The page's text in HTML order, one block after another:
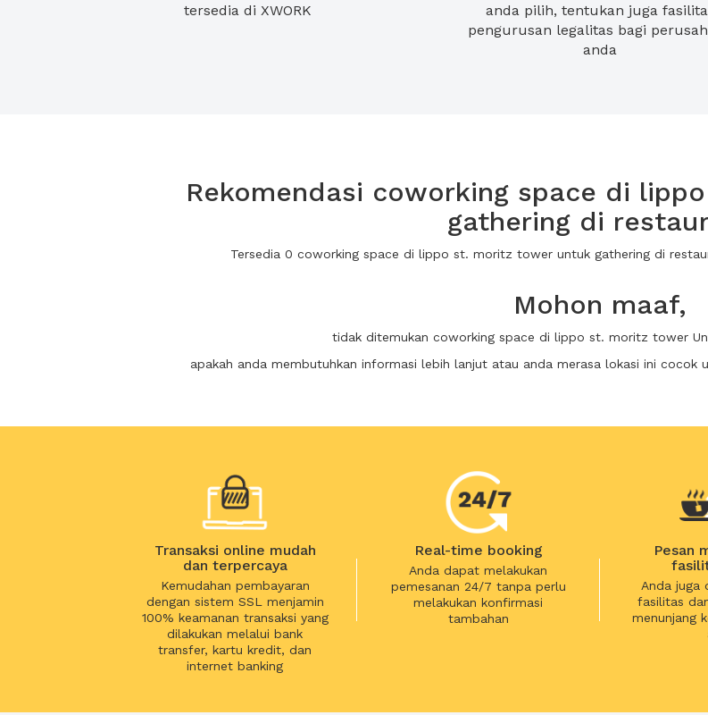
tersedia di XWORK
anda pilih, tentukan juga
pengurusan legalitas bagi
anda
Rekomendasi coworking space di
gathering di
Tersedia 0 coworking space di lippo st. moritz tower untuk gathering di
Mohon maaf,
tidak ditemukan coworking space di lippo st. moritz tower
apakah anda membutuhkan informasi lebih lanjut atau anda merasa lokasi ini cocok
Transaksi online mudah
dan terpercaya
Kemudahan pembayaran
dengan sistem SSL menjamin
100% keamanan transaksi yang
dilakukan melalui bank
transfer, kartu kredit, dan
internet banking
Real-time booking
Anda dapat melakukan
pemesanan 24/7 tanpa perlu
melakukan konfirmasi
tambahan
Pesan
Anda juga
fasilitas
menunjang